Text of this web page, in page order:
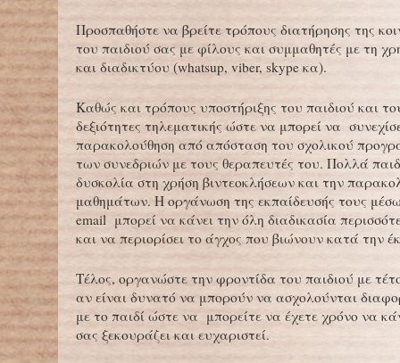
Προσπαθήστε να βρείτε τρόπους διατήρησης της
του παιδιού σας με φίλους και συμμαθητές με τη
και διαδικτύου (whatsup, viber, skype κα).
Καθώς και τρόπους υποστήριξης του παιδιού και
δεξιότητες τηλεματικής ώστε να μπορεί να
παρακολούθηση από απόσταση του σχολικού
των συνεδριών με τους θεραπευτές του. Πολλά
δυσκολία στη χρήση βιντεοκλήσεων και την
μαθημάτων. Η οργάνωση της εκπαίδευσής τους μέσω
email μπορεί να κάνει την όλη διαδικασία
και να περιορίσει το άγχος που βιώνουν κατά την
Τέλος, οργανώστε την φροντίδα του παιδιού με
αν είναι δυνατό να μπορούν να ασχολούνται
με το παιδί ώστε να μπορείτε να έχετε χρόνο να
σας ξεκουράζει και ευχαριστεί.